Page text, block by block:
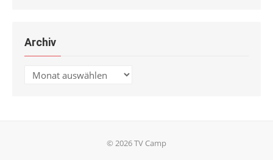
Archiv
Archiv
© 2026 TV Camp